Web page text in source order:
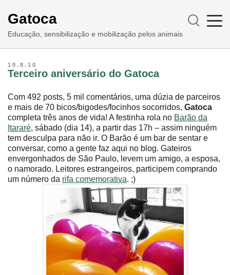
Gatoca
Educação, sensibilização e mobilização pelos animais
10.8.10
Terceiro aniversário do Gatoca
Com 492 posts, 5 mil comentários, uma dúzia de parceiros
e mais de 70 bicos/bigodes/focinhos socorridos, Gatoca
completa três anos de vida! A festinha rola no Barão da
Itararé, sábado (dia 14), a partir das 17h – assim ninguém
tem desculpa para não ir. O Barão é um bar de sentar e
conversar, como a gente faz aqui no blog. Gateiros
envergonhados de São Paulo, levem um amigo, a esposa,
o namorado. Leitores estrangeiros, participem comprando
um número da rifa comemorativa. ;)